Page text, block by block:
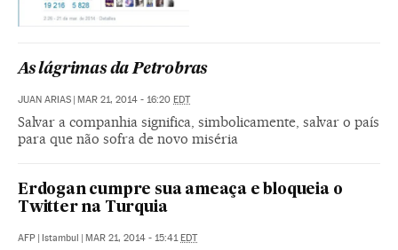
As lágrimas da Petrobras
JUAN ARIAS | MAR 21, 2014 - 16:20 EDT
Salvar a companhia significa, simbolicamente, salvar o país
para que não sofra de novo miséria
Erdogan cumpre sua ameaça e bloqueia o
Twitter na Turquia
AFP | Istambul | MAR 21, 2014 - 15:41EDT